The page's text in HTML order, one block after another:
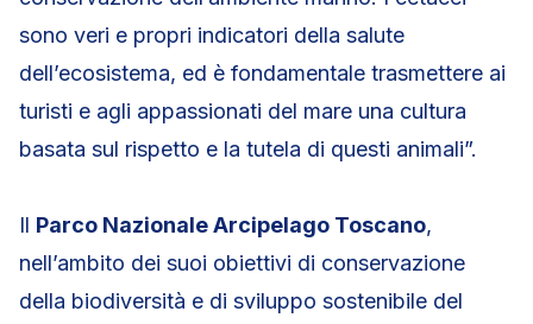
sono veri e propri indicatori della salute
dell’ecosistema, ed è fondamentale trasmettere ai
turisti e agli appassionati del mare una cultura
basata sul rispetto e la tutela di questi animali”.
Il Parco Nazionale Arcipelago Toscano,
nell’ambito dei suoi obiettivi di conservazione
della biodiversità e di sviluppo sostenibile del